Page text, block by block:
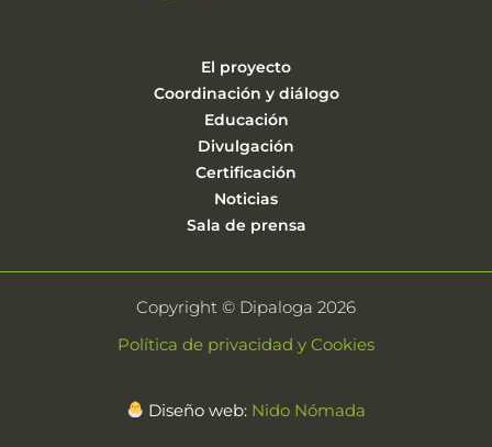
El proyecto
Coordinación y diálogo
Educación
Divulgación
Certificación
Noticias
Sala de prensa
Copyright © Dipaloga 2026
Política de privacidad y Cookies
Diseño web: Nido Nómada